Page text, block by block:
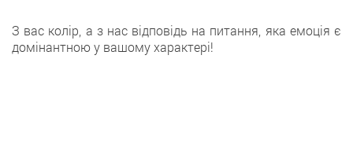
З вас колір, а з нас відповідь на питання, яка емоція є
домінантною у вашому характері!